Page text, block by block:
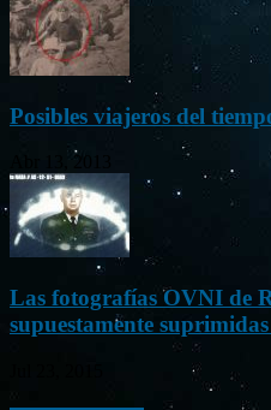
Posibles viajeros del
Abr 13, 2013
Las fotografías OVNI de
supuestamente